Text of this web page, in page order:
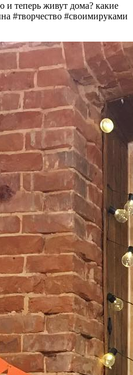
теперь живут дома? какие
#творчество #своимируками